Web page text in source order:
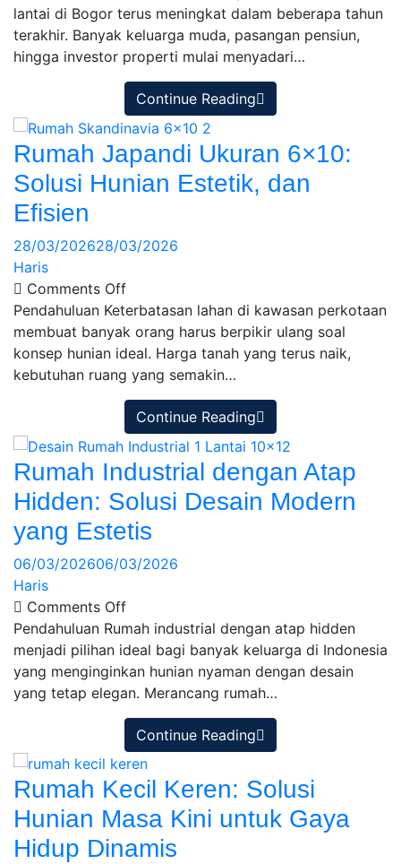
lantai di Bogor terus meningkat dalam beberapa tahun
terakhir. Banyak keluarga muda, pasangan pensiun,
hingga investor properti mulai menyadari…
Continue Reading
Rumah Japandi Ukuran 6×10:
Solusi Hunian Estetik, dan
Efisien
28/03/202628/03/2026
Haris
Comments Off
Pendahuluan Keterbatasan lahan di kawasan perkotaan
membuat banyak orang harus berpikir ulang soal
konsep hunian ideal. Harga tanah yang terus naik,
kebutuhan ruang yang semakin…
Continue Reading
Rumah Industrial dengan Atap
Hidden: Solusi Desain Modern
yang Estetis
06/03/202606/03/2026
Haris
Comments Off
Pendahuluan Rumah industrial dengan atap hidden
menjadi pilihan ideal bagi banyak keluarga di Indonesia
yang menginginkan hunian nyaman dengan desain
yang tetap elegan. Merancang rumah…
Continue Reading
Rumah Kecil Keren: Solusi
Hunian Masa Kini untuk Gaya
Hidup Dinamis